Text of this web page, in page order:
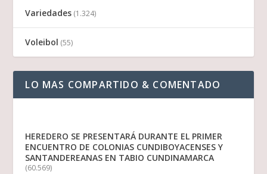
Variedades (1.324)
Voleibol (55)
LO MAS COMPARTIDO & COMENTADO
HEREDERO SE PRESENTARÁ DURANTE EL PRIMER
ENCUENTRO DE COLONIAS CUNDIBOYACENSES Y
SANTANDEREANAS EN TABIO CUNDINAMARCA
(60.569)